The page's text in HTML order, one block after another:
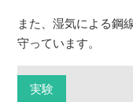
また、湿気による鋼
守っています。
実験